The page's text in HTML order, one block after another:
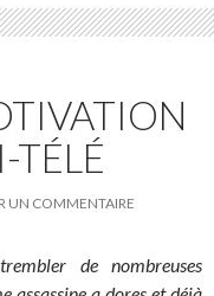
TÉLÉ
UN COMMENTAIRE
de nombreuses